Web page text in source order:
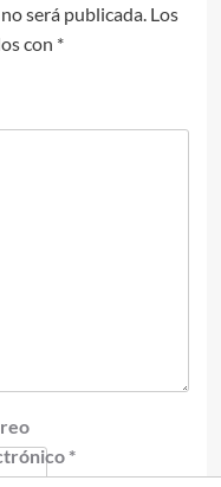
será publicada. Los
con *
*